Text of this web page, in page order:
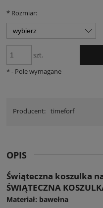
* Rozmiar:
szt.
*- Pole wymagane
Producent: timeforf
OPIS
Świąteczna koszulka
ŚWIĄTECZNA
Materiał: bawełna